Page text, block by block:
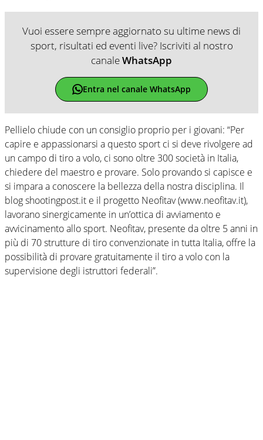
Vuoi essere sempre aggiornato su ultime news di
sport, risultati ed eventi live? Iscriviti al nostro
canaleWhatsApp
Entra nel canale WhatsApp
Pellielo chiude con un consiglio proprio per i giovani: “Per
capire e appassionarsi a questo sport ci si deve rivolgere ad
un campo di tiro a volo, ci sono oltre 300 società in Italia,
chiedere del maestro e provare. Solo provando si capisce e
si impara a conoscere la bellezza della nostra disciplina. Il
blog shootingpost.it e il progetto Neofitav (www.neofitav.it),
lavorano sinergicamente in un’ottica di avviamento e
avvicinamento allo sport. Neofitav, presente da oltre 5 anni in
più di 70 strutture di tiro convenzionate in tutta Italia, offre la
possibilità di provare gratuitamente il tiro a volo con la
supervisione degli istruttori federali”.